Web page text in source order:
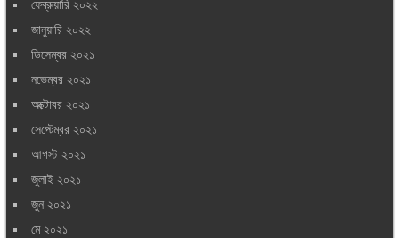
ফেব্রুয়ারি ২০২২
জানুয়ারি ২০২২
ডিসেম্বর ২০২১
নভেম্বর ২০২১
অক্টোবর ২০২১
সেপ্টেম্বর ২০২১
আগস্ট ২০২১
জুলাই ২০২১
জুন ২০২১
মে ২০২১